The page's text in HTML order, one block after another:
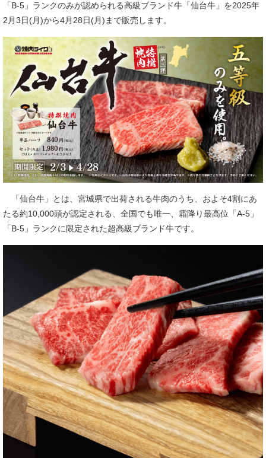
「B-5」ランクのみが認められる高級ブランド牛「仙台牛」を2025年
2月3日(月)から4月28日(月)まで販売します。
「仙台牛」とは、宮城県で出荷される牛肉のうち、およそ4割にあ
たる約10,000頭が認定される、全国でも唯一、霜降り最高位「A-5」
「B-5」ランクに限定された超高級ブランド牛です。